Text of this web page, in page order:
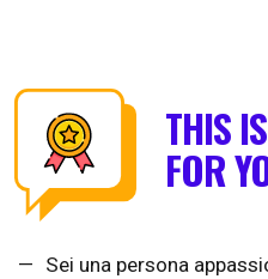
THIS
FOR
Sei una persona